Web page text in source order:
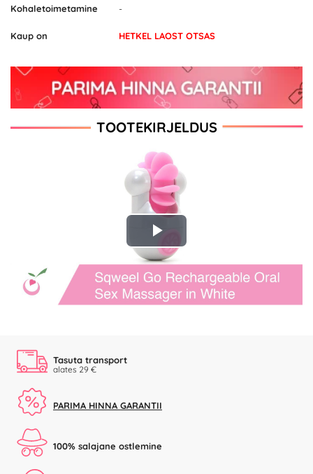
Kohaletoimetamine -
Kaup on HETKEL LAOST OTSAS
TOOTEKIRJELDUS
Play
Video
Tasuta transport
alates 29 €
PARIMA HINNA GARANTII
100% salajane ostlemine